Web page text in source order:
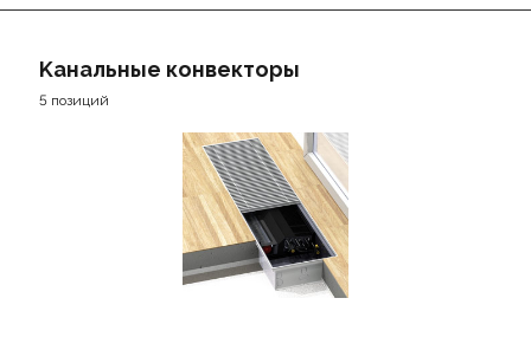
Kанальные конвекторы
5 позиций